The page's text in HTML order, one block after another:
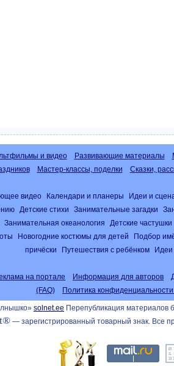
и видео Развивающие материалы
Мастер-классы, поделки Сказки,
видео Календари и планеры Идеи и
Детские стихи Занимательные загадки
Занимательная океанология Детские частушки
Новогодние костюмы для детей Подбор
причёски
Путешествия с ребёнком Идеи
на портале Информация для авторов
(FAQ)
Политика
solnet.ee Перепубликация материалов
— зарегистрированный товарный знак. Все